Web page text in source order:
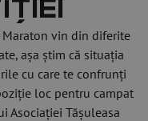
vin din diferite
așa știm că situația
cu care te confrunți
loc pentru campat
Asociației Tășuleasa